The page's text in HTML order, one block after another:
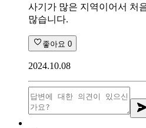
사기가 많은 지역이어서 처
많습니다.
좋아요 0
2024.10.08